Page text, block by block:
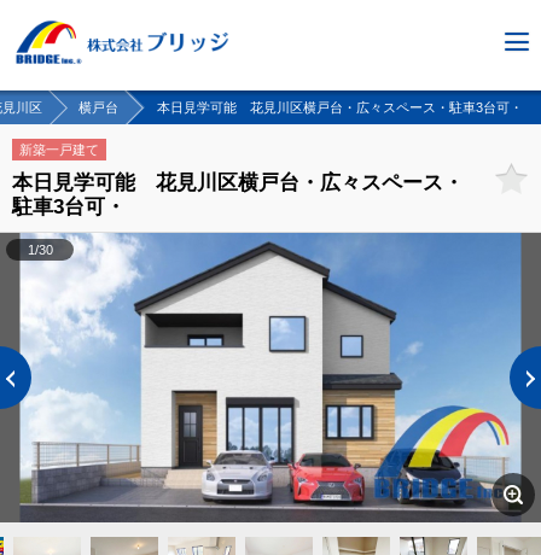
川区 横戸台 本日見学可能 花見川区横戸台・広々スペース・駐車3台可・
新築一戸建て
本日見学可能 花見川区横戸台・広々スペース・
駐車3台可・
1/30